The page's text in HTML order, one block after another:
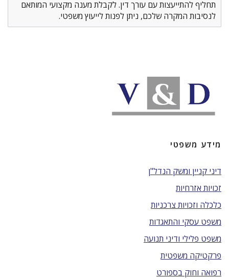
תחליף להתייעצות עם עורך דין. לקבלת מענה מקצועי המותאם
לנסיבות המקרה שלכם, ניתן לפנות לייעוץ משפטי.
מידע משפטי
דיני קניין ומשק הנדל"ן
זכויות אזרחיות
כלכלה וזכויות צרכניות
משפט עסקי והתאגדות
משפט פלילי ודיני תנועה
פרקטיקה משפטית
רפואה וחוק בספורט